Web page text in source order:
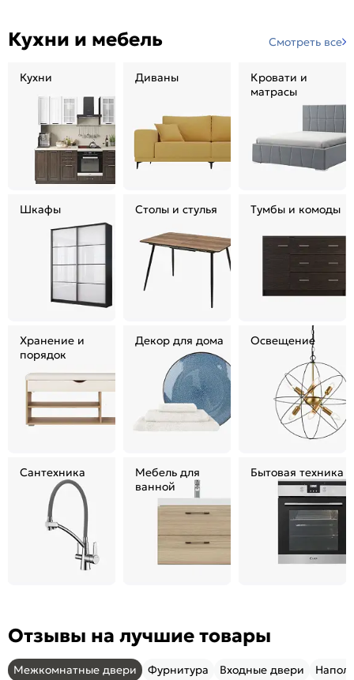
Кухни и мебель Смотреть все
Кухни Диваны
Кровати и
матрасы
Шкафы Столы и стулья Тумбы и комоды
Хранение и
порядок
Декор для дома Освещение
Сантехника
Мебель для
ванной
Бытовая техника
Отзывы на лучшие товары
Межкомнатные двери Фурнитура Входные двери